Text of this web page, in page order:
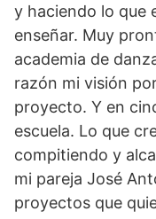
y haciendo lo que
enseñar. Muy
academia de
razón mi visión
proyecto. Y en
escuela. Lo que
compitiendo y
mi pareja José
proyectos que